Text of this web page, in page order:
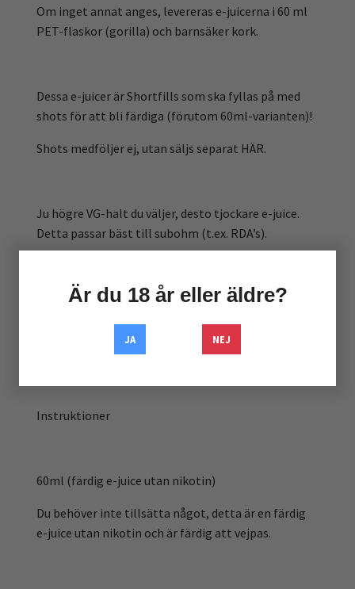
Är du 18 år eller äldre?
JA NEJ
Om inget annat anges, levereras e-juicerna i 60 ml
PET-flaskor (gorilla) och barnsäker kork.
Dessa e-juicer är Shortfills som ska fyllas på med
shots för att bli färdiga (förutom 60ml-varianten)!
Shots medföljer ej, utan säljs separat HÄR.
Ju högre VG-halt du väljer, desto tjockare e-juice.
Detta passar bäst till subohm (t.ex. RDA’s).
Detta passar bäst till MTL (mun-till-lunga).
Instruktioner
60ml (färdig e-juice utan nikotin)
Du behöver inte tillsätta något, detta är en färdig
e-juice utan nikotin och är färdig att vejpas.